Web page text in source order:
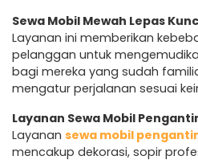
Sewa Mobil Mewah Lepas
Layanan ini memberikan
pelanggan untuk
bagi mereka yang sudah
mengatur perjalanan sesuai
Layanan Sewa Mobil
Layanan sewa mobil
mencakup dekorasi, sopir